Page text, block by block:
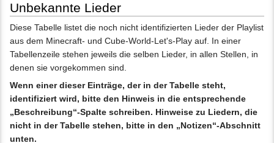
Unbekannte Lieder
Diese Tabelle listet die noch nicht identifizierten Lieder der Playlist
aus dem Minecraft- und Cube-World-Let's-Play auf. In einer
Tabellenzeile stehen jeweils die selben Lieder, in allen Stellen, in
denen sie vorgekommen sind.
Wenn einer dieser Einträge, der in der Tabelle steht,
identifiziert wird, bitte den Hinweis in die entsprechende
„Beschreibung“-Spalte schreiben. Hinweise zu Liedern, die
nicht in der Tabelle stehen, bitte in den „Notizen“-Abschnitt
unten.